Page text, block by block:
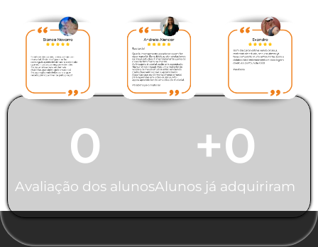
feita pelos nossos alunos:
Avaliação dos alunos
0
Alunos já adquiriram
+0